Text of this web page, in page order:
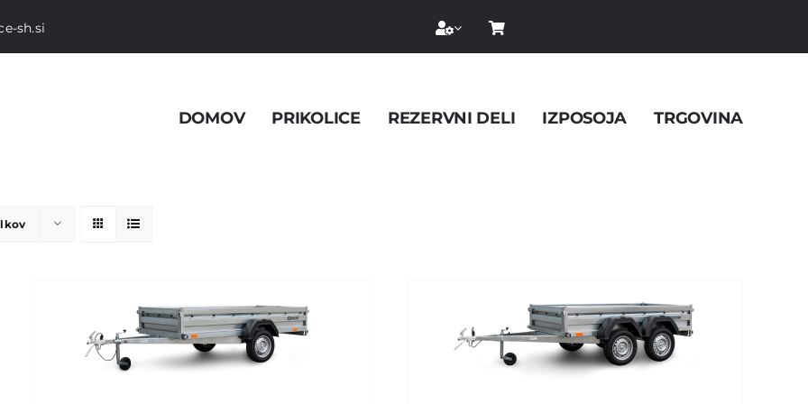
sh.si
DOMOV PRIKOLICE REZERVNI DELI IZPOSOJA TRGOVINA